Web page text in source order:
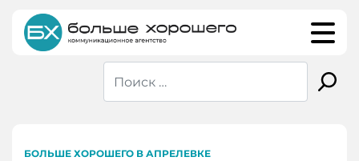
content
БОЛЬШЕ ХОРОШЕГО В АПРЕЛЕВКЕ